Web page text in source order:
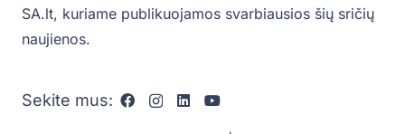
SA.lt, kuriame publikuojamos svarbiausios šių sričių
naujienos.
Sekite mus: